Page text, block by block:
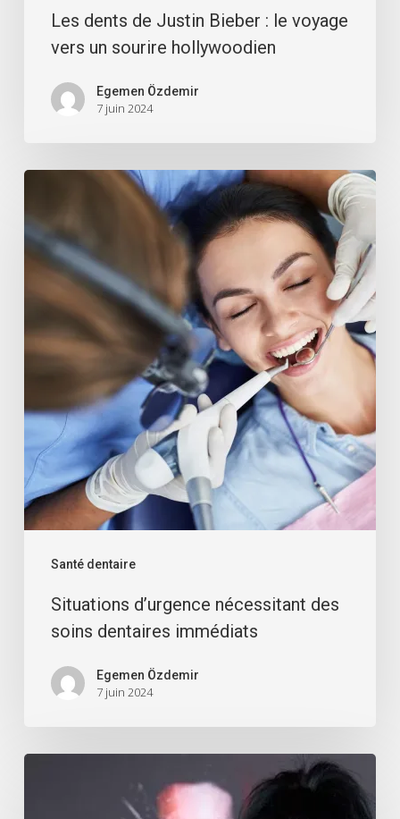
Les dents de Justin Bieber : le voyage
vers un sourire hollywoodien
Egemen Özdemir
7 juin 2024
Santé dentaire
Situations d’urgence nécessitant des
soins dentaires immédiats
Egemen Özdemir
7 juin 2024